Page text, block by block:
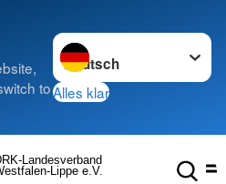
to
Sprache wechseln zu
Alles klar
Lippe e.V.
Landesverband